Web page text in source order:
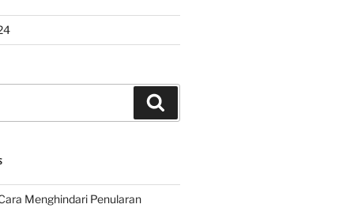
Menghindari Penularan